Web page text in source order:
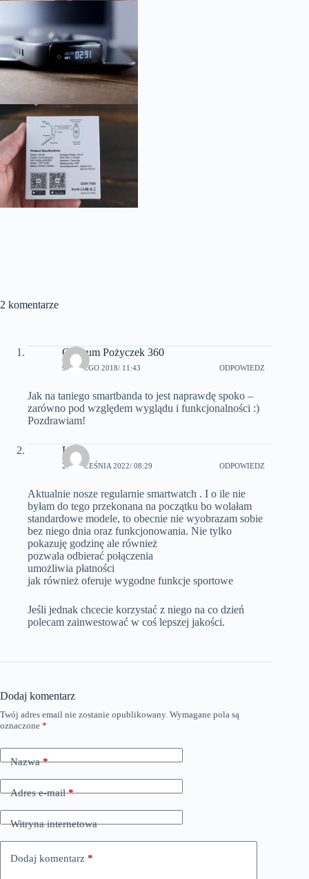
2 komentarze
Centrum Pożyczek 360
9 LUTEGO 2018/ 11:43 ODPOWIEDZ
Jak na taniego smartbanda to jest naprawdę spoko –
zarówno pod względem wyglądu i funkcjonalności :)
Pozdrawiam!
Lena
28 WRZEŚNIA 2022/ 08:29 ODPOWIEDZ
Aktualnie nosze regularnie smartwatch . I o ile nie
byłam do tego przekonana na początku bo wolałam
standardowe modele, to obecnie nie wyobrazam sobie
bez niego dnia oraz funkcjonowania. Nie tylko
pokazuję godzinę ale również
pozwala odbierać połączenia
umożliwia płatności
jak również oferuje wygodne funkcje sportowe
Jeśli jednak chcecie korzystać z niego na co dzień
polecam zainwestować w coś lepszej jakości.
Dodaj komentarz
Twój adres email nie zostanie opublikowany. Wymagane pola są
oznaczone *
Nazwa*
Adres e-mail*
Witryna internetowa
Dodaj komentarz *